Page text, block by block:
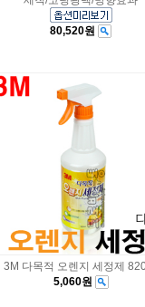
80,520원
3M 다목적 오렌지 세정제
5,060원